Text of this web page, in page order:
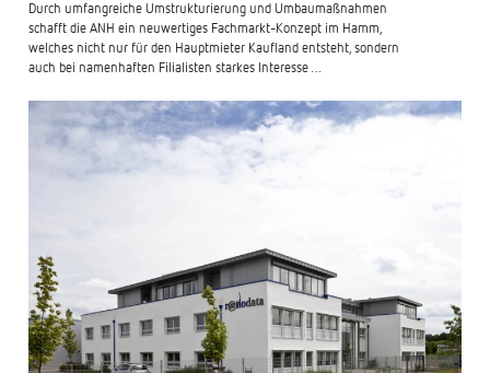
Durch umfangreiche Umstrukturierung und Umbaumaßnahmen
schafft die ANH ein neuwertiges Fachmarkt-Konzept im Hamm,
welches nicht nur für den Hauptmieter Kaufland entsteht, sondern
auch bei namenhaften Filialisten starkes Interesse …